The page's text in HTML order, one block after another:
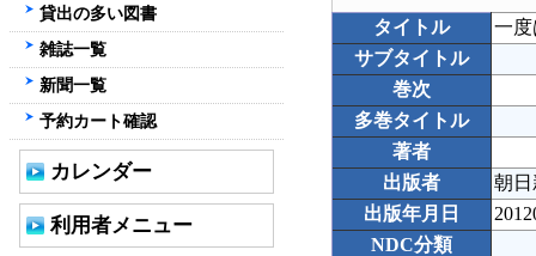
タイトル
一
サブタイトル
巻次
多巻タイトル
著者
出版者
朝
出版年月日
NDC分類
貸出の多い図書
雑誌一覧
新聞一覧
予約カート確認
カレンダー
利用者メニュー